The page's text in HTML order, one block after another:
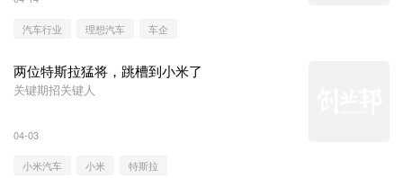
汽车行业 理想汽车 车企
两位特斯拉猛将，跳槽到小米了
关键期招关键人
04-03
小米汽车 小米 特斯拉